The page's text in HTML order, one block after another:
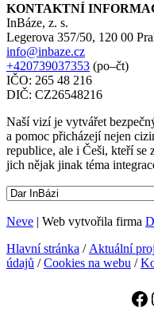
KONTAKTNÍ
InBáze, z. s.
Legerova 357/50, 120 00
info@inbaze.cz
+420739037353 (po–čt)
IČO: 265 48 216
DIČ: CZ26548216
Naší vizí je vytvářet
a pomoc přicházejí nejen
republice, ale i Češi, kteří
jich nějak jinak téma
Neve | Web vytvořila firma
Hlavní stránka / Aktuální
údajů /Cookies na webu /